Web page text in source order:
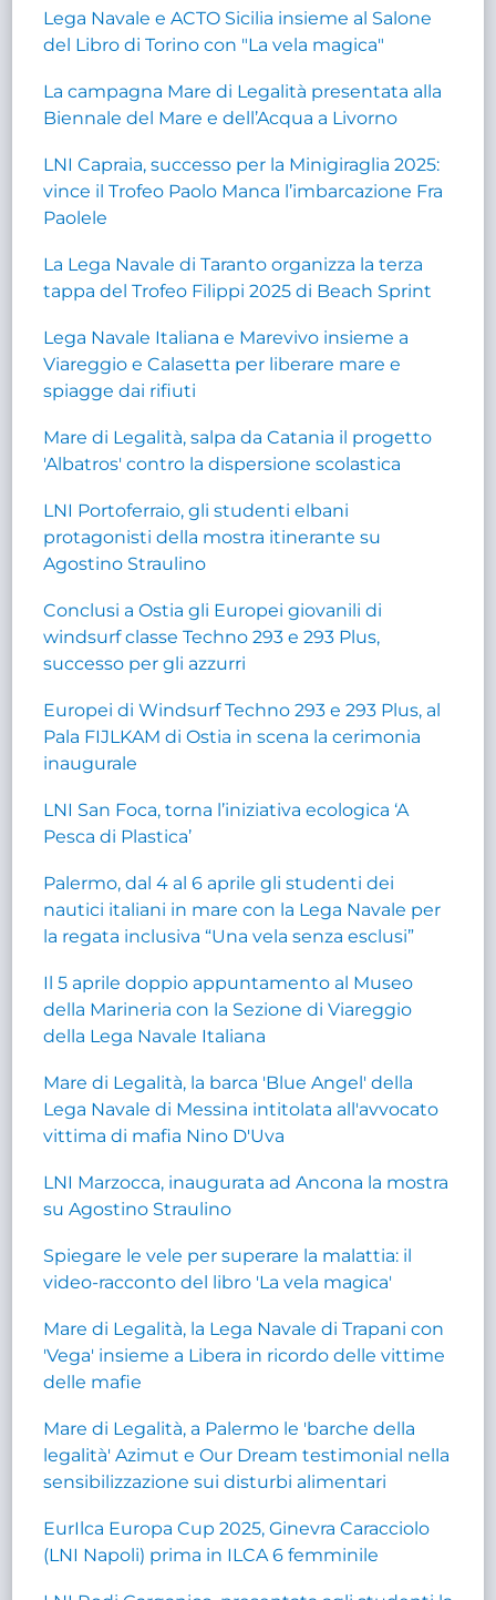
Lega Navale e ACTO Sicilia insieme al Salone
del Libro di Torino con "La vela magica"
La campagna Mare di Legalità presentata alla
Biennale del Mare e dell’Acqua a Livorno
LNI Capraia, successo per la Minigiraglia 2025:
vince il Trofeo Paolo Manca l’imbarcazione Fra
Paolele
La Lega Navale di Taranto organizza la terza
tappa del Trofeo Filippi 2025 di Beach Sprint
Lega Navale Italiana e Marevivo insieme a
Viareggio e Calasetta per liberare mare e
spiagge dai rifiuti
Mare di Legalità, salpa da Catania il progetto
'Albatros' contro la dispersione scolastica
LNI Portoferraio, gli studenti elbani
protagonisti della mostra itinerante su
Agostino Straulino
Conclusi a Ostia gli Europei giovanili di
windsurf classe Techno 293 e 293 Plus,
successo per gli azzurri
Europei di Windsurf Techno 293 e 293 Plus, al
Pala FIJLKAM di Ostia in scena la cerimonia
inaugurale
LNI San Foca, torna l’iniziativa ecologica ‘A
Pesca di Plastica’
Palermo, dal 4 al 6 aprile gli studenti dei
nautici italiani in mare con la Lega Navale per
la regata inclusiva “Una vela senza esclusi”
Il 5 aprile doppio appuntamento al Museo
della Marineria con la Sezione di Viareggio
della Lega Navale Italiana
Mare di Legalità, la barca 'Blue Angel' della
Lega Navale di Messina intitolata all'avvocato
vittima di mafia Nino D'Uva
LNI Marzocca, inaugurata ad Ancona la mostra
su Agostino Straulino
Spiegare le vele per superare la malattia: il
video-racconto del libro 'La vela magica'
Mare di Legalità, la Lega Navale di Trapani con
'Vega' insieme a Libera in ricordo delle vittime
delle mafie
Mare di Legalità, a Palermo le 'barche della
legalità' Azimut e Our Dream testimonial nella
sensibilizzazione sui disturbi alimentari
EurIlca Europa Cup 2025, Ginevra Caracciolo
(LNI Napoli) prima in ILCA 6 femminile